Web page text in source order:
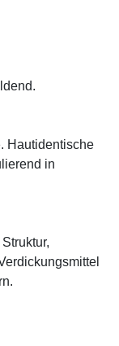
Hautidentische
in